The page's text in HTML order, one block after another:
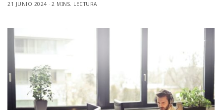
21 JUNIO 2024
2 MINS. LECTURA